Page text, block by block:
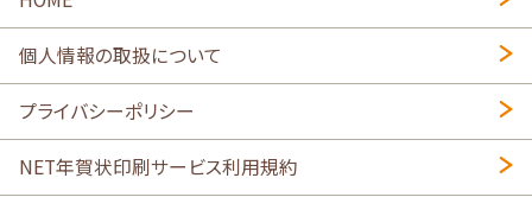
個人情報の取扱について
プライバシーポリシー
NET年賀状印刷サービス利用規約